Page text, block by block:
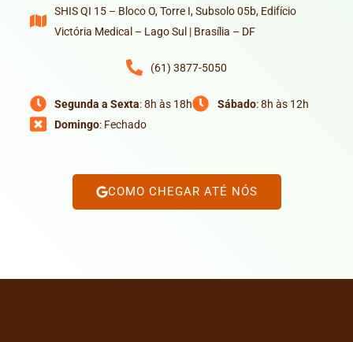
SHIS QI 15 – Bloco O, Torre I, Subsolo 05b, Edifício
Victória Medical – Lago Sul | Brasília – DF
(61) 3877-5050
Segunda a Sexta: 8h às 18h Sábado: 8h às 12h
Domingo: Fechado
COMO CHEGAR ATÉ NÓS